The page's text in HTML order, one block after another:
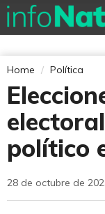
Home Política
político
28 de octubre de